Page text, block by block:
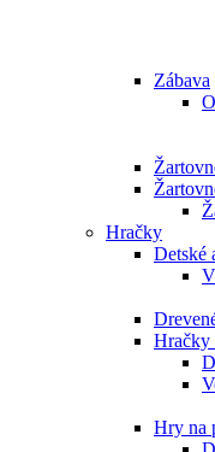
Zábava
Hračky
Detské
Hračky
Hry na